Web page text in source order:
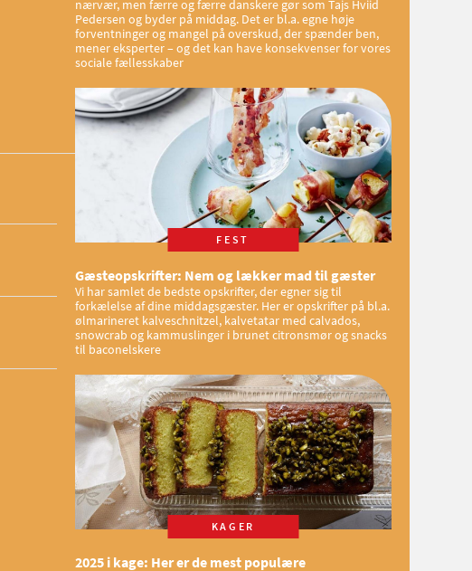
nærvær, men færre og færre danskere gør som Tajs Hviid
Pedersen og byder på middag. Det er bl.a. egne høje
forventninger og mangel på overskud, der spænder ben,
mener eksperter – og det kan have konsekvenser for vores
sociale fællesskaber
FEST
Gæsteopskrifter: Nem og lækker mad til gæster
Vi har samlet de bedste opskrifter, der egner sig til
forkælelse af dine middagsgæster. Her er opskrifter på bl.a.
ølmarineret kalveschnitzel, kalvetatar med calvados,
snowcrab og kammuslinger i brunet citronsmør og snacks
til baconelskere
KAGER
2025 i kage: Her er de mest populære